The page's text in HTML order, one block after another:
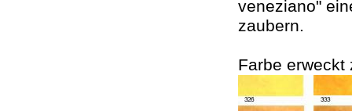
veneziano"
zaubern.
Farbe erweckt